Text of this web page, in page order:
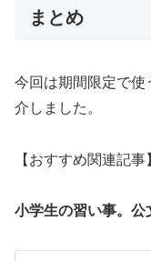
まとめ
今回は期間限定で使
介しました。
【おすすめ関連記事
小学生の習い事。公